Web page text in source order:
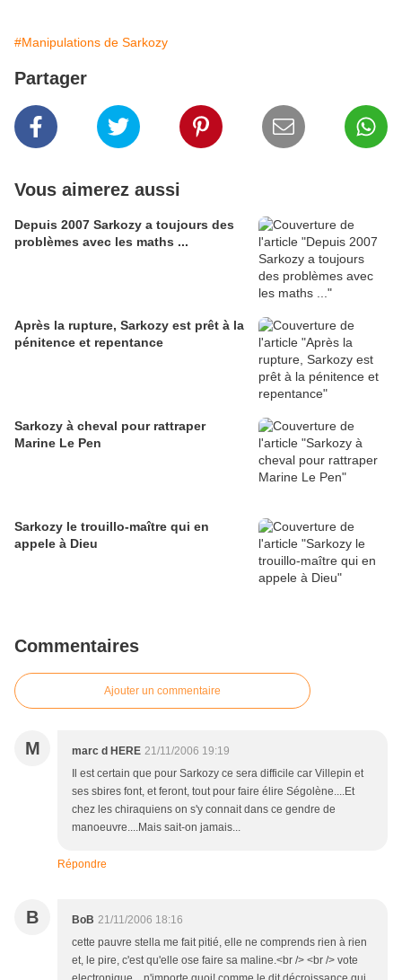
#Manipulations de Sarkozy
Partager
Vous aimerez aussi
Depuis 2007 Sarkozy a toujours des
problèmes avec les maths ...
Après la rupture, Sarkozy est prêt à la
pénitence et repentance
Sarkozy à cheval pour rattraper
Marine Le Pen
Sarkozy le trouillo-maître qui en
appele à Dieu
Commentaires
Ajouter un commentaire
M marc d HERE 21/11/2006 19:19
Il est certain que pour Sarkozy ce sera difficile car Villepin et
ses sbires font, et feront, tout pour faire élire Ségolène....Et
chez les chiraquiens on s'y connait dans ce gendre de
manoeuvre....Mais sait-on jamais...
Répondre
B BoB 21/11/2006 18:16
cette pauvre stella me fait pitié, elle ne comprends rien à rien
et, le pire, c'est qu'elle ose faire sa maline.<br /> <br /> vote